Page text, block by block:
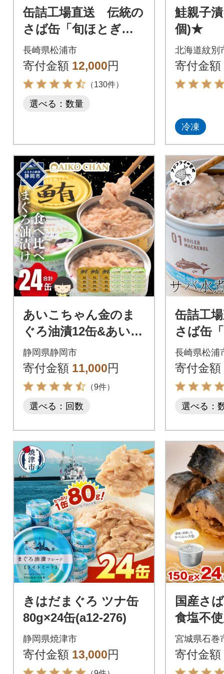
缶詰工場直送 伝統の
さば缶「旬ほとぎ」4
種類の味わい12缶
長崎県松浦市
寄付金額 12,000円
（130件）
選べる：数量
鮭親子
個)★
北海道紋別
寄付金額
冷凍
あいこちゃん金のま
ぐろ油漬12缶&あいこ
ちゃんツナ油漬12
缶 合計24缶
静岡県静岡市
寄付金額 11,000円
（9件）
選べる：回数
缶詰工
さば缶
水煮12缶
長崎県松浦
寄付金額
選べる：
きはだまぐろ ツナ缶
80g×24缶(a12-276)
静岡県焼津市
寄付金額 13,000円
国産さ
食塩不
さば水
ルレス
災
宮城県石巻
寄付金額